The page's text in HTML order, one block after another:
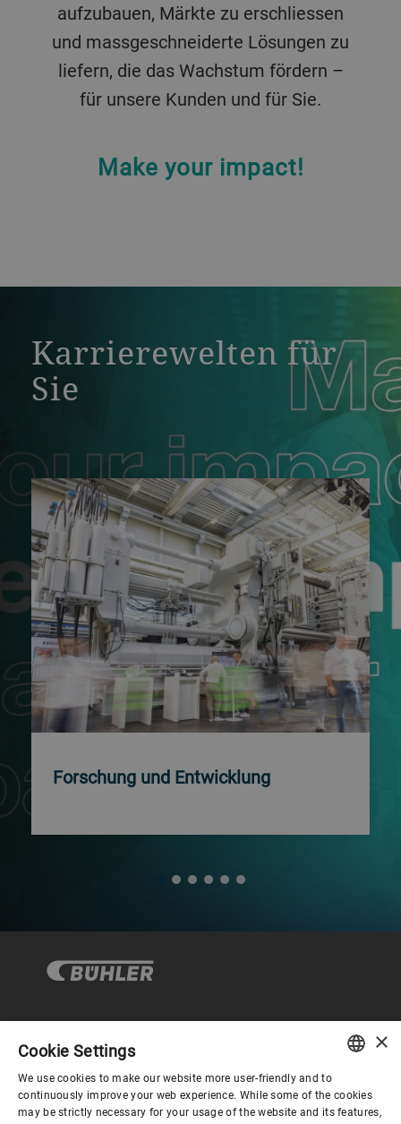
aufzubauen, Märkte zu erschliessen
und massgeschneiderte Lösungen zu
liefern, die das Wachstum fördern –
für unsere Kunden und für Sie.
Make your impact!
Karrierewelten für
Sie
Forschung und Entwicklung
Corporate Governance
Über Bühler
ENGLISH
SPANISH
×
Cookie Settings
We use cookies to make our website more user-friendly and to
continuously improve your web experience. While some of the cookies
may be strictly necessary for your usage of the website and its features,